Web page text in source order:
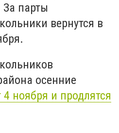
парты
вернутся в
осенние
4 ноября и продлятся